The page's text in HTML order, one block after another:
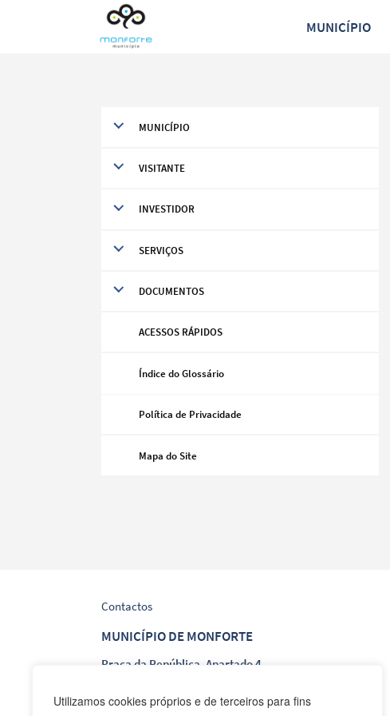
Utilizamos cookies próprios e de terceiros para fins
MUNICÍPIO
Termo de Pesquisa
Categorias gerais
MUNICÍPIO
VISITANTE
INVESTIDOR
SERVIÇOS
DOCUMENTOS
ACESSOS RÁPIDOS
Índice do Glossário
Política de Privacidade
Mapa do Site
Contactos
MUNICÍPIO DE MONFORTE
Praça da República, Apartado 4